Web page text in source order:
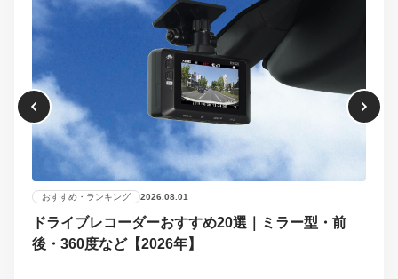
おすすめ・ランキング 2026.08.01
ドライブレコーダーおすすめ20選｜ミラー型・前
後・360度など【2026年】